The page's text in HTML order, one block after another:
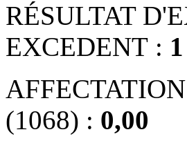
RÉSULTAT
EXCEDENT :
(1068) : 0,00